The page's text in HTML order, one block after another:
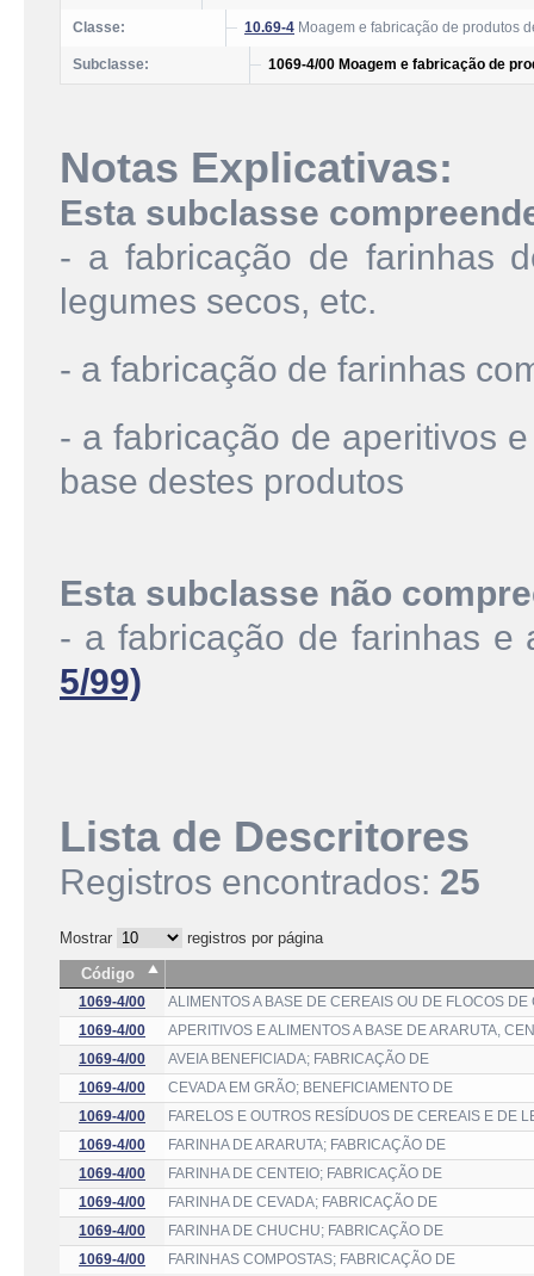
Classe: 10.69-4 Moagem e fabricação de produtos
Subclasse: 1069-4/00 Moagem e fabricação de
Notas Explicativas:
Esta subclasse
- a fabricação de farinhas
legumes secos, etc.
- a fabricação de farinhas
- a fabricação de aperitivos
base destes produtos
Esta subclasse não
- a fabricação de farinhas
5/99)
Lista de Descritores
Registros encontrados: 25
Mostrar
registros por página
Código
1069-4/00
ALIMENTOS A BASE DE CEREAIS OU DE FLOCOS
1069-4/00
APERITIVOS E ALIMENTOS A BASE DE ARARUTA,
1069-4/00
AVEIA BENEFICIADA; FABRICAÇÃO DE
1069-4/00
CEVADA EM GRÃO; BENEFICIAMENTO DE
1069-4/00
FARELOS E OUTROS RESÍDUOS DE CEREAIS E DE
1069-4/00
FARINHA DE ARARUTA; FABRICAÇÃO DE
1069-4/00
FARINHA DE CENTEIO; FABRICAÇÃO DE
1069-4/00
FARINHA DE CEVADA; FABRICAÇÃO DE
1069-4/00
FARINHA DE CHUCHU; FABRICAÇÃO DE
1069-4/00
FARINHAS COMPOSTAS; FABRICAÇÃO DE